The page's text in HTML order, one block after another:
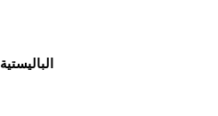
FMA FAST الباليستية